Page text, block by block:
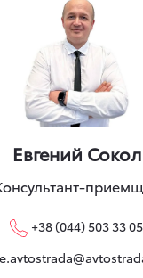
Евгений Сокол
+38 (044) 503 33 05